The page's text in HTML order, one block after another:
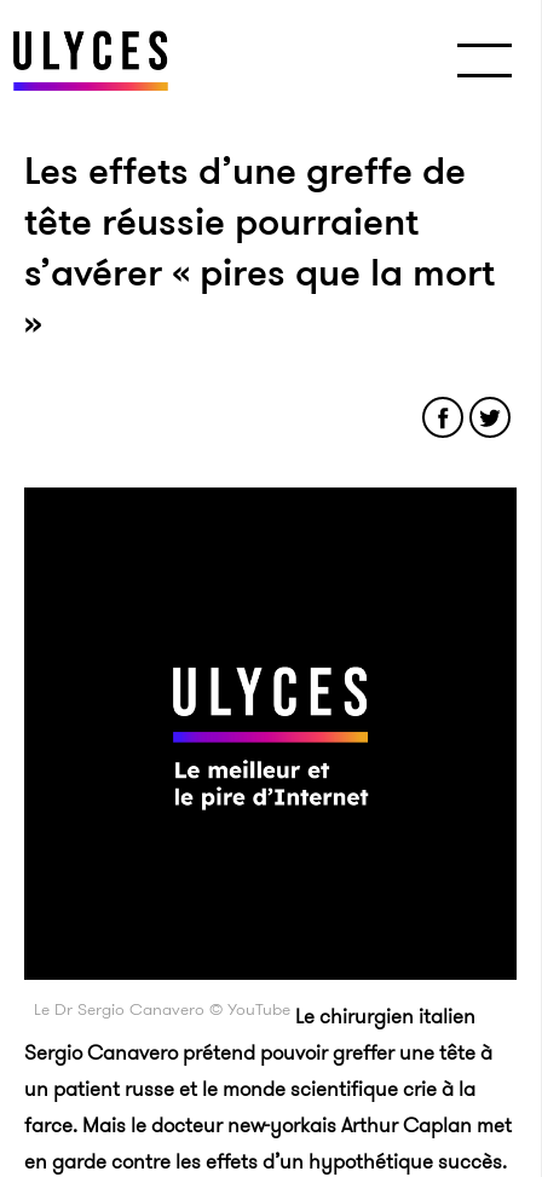
Les effets d’une greffe de
tête réussie pourraient
s’avérer « pires que la mort
»
Le Dr Sergio Canavero © YouTube Le chirurgien italien
Sergio Canavero prétend pouvoir greffer une tête à
un patient russe et le monde scientifique crie à la
farce. Mais le docteur new-yorkais Arthur Caplan met
en garde contre les effets d’un hypothétique succès.